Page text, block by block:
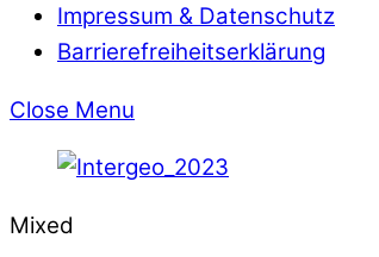
Impressum & Datenschutz
Barrierefreiheitserklärung
Close Menu
Mixed